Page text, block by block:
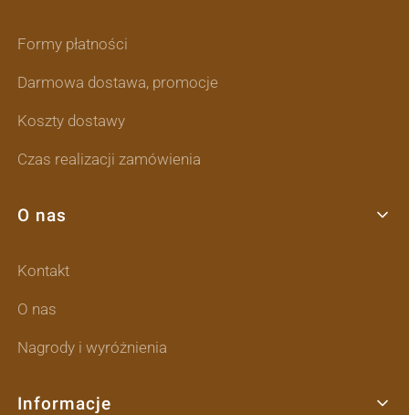
Formy płatności
Darmowa dostawa, promocje
Koszty dostawy
Czas realizacji zamówienia
O nas
Kontakt
O nas
Nagrody i wyróżnienia
Informacje